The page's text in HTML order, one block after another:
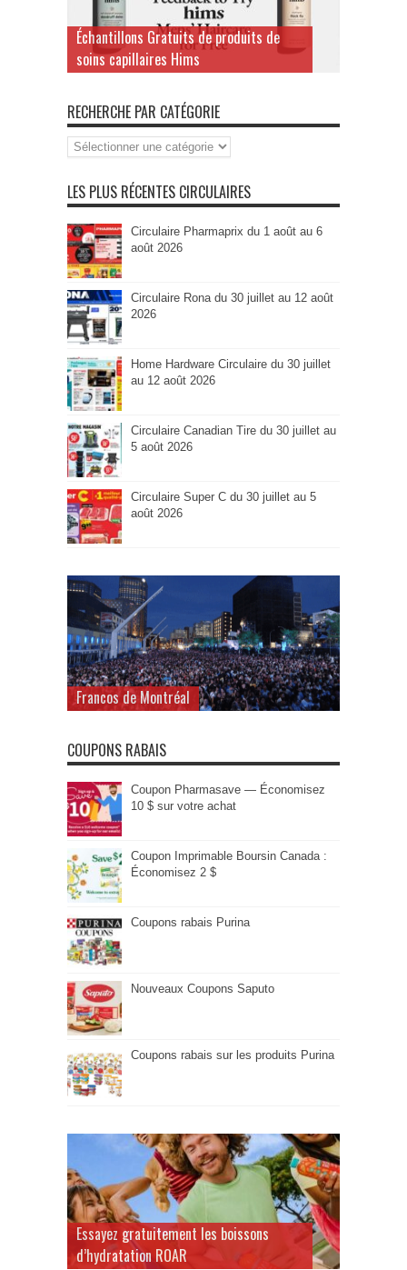
Échantillons Gratuits de produits de
soins capillaires Hims
RECHERCHE PAR CATÉGORIE
Recherche
par
LES PLUS RÉCENTES CIRCULAIRES
Circulaire Pharmaprix du 1 août au 6
août 2026
Circulaire Rona du 30 juillet au 12 août
2026
Home Hardware Circulaire du 30 juillet
au 12 août 2026
Circulaire Canadian Tire du 30 juillet au
5 août 2026
Circulaire Super C du 30 juillet au 5
août 2026
Francos de Montréal
COUPONS RABAIS
Coupon Pharmasave — Économisez
10 $ sur votre achat
Coupon Imprimable Boursin Canada :
Économisez 2 $
Coupons rabais Purina
Nouveaux Coupons Saputo
Coupons rabais sur les produits Purina
Essayez gratuitement les boissons
d’hydratation ROAR